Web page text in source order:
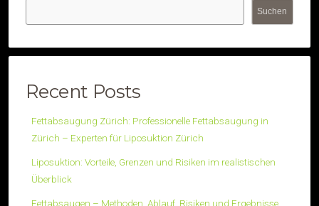
Suchen
Recent Posts
Fettabsaugung Zürich: Professionelle Fettabsaugung in
Zürich – Experten für Liposuktion Zürich
Liposuktion: Vorteile, Grenzen und Risiken im realistischen
Überblick
Fettabsaugen – Methoden, Ablauf, Risiken und Ergebnisse